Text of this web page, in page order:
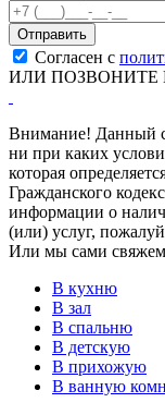
Согласен с
ИЛИ ПОЗВОНИТЕ
Внимание! Данный
ни при каких
которая
Гражданского
информации о
(или) услуг,
Или мы сами
В кухню
В зал
В спальню
В детскую
В прихожую
В ванную